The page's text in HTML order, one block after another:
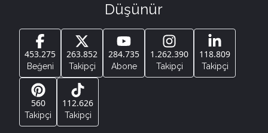
Düşünür
453.275
Beğeni
263.852
Takipçi
284.735
Abone
1.262.390
Takipçi
118.809
Takipçi
560
Takipçi
112.626
Takipçi